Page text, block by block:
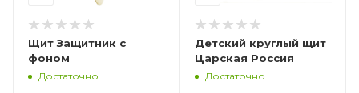
Щит Защитник с
фоном
Достаточно
Детский круглый щит
Царская Россия
Достаточно